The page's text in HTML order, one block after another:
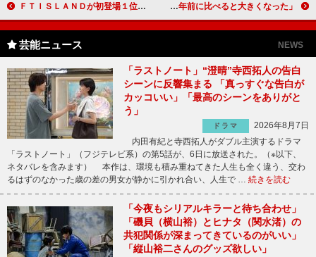
ＦＴＩＳＬＡＮＤが初登場１位、史上初の快挙 ＢＩＧＢＡＮＧに続き、韓国勢が２週連続首位 大島優子、「（連覇の可能性は）五分五分」 「１年前に比べると大きくなった」
芸能ニュース NEWS
「ラストノート」“澄晴”寺西拓人の告白
シーンに反響集まる 「真っすぐな告白が
カッコいい」「最高のシーンをありがと
う」
ドラマ
2026年8月7日
内田有紀と寺西拓人がダブル主演するドラマ
「ラストノート」（フジテレビ系）の第5話が、6日に放送された。（※以下、
ネタバレを含みます） 本作は、環境も積み重ねてきた人生も全く違う、交わ
るはずのなかった歳の差の男女が静かに引かれ合い、人生で … 続きを読む
「今夜もシリアルキラーと待ち合わせ」
「磯貝（横山裕）とヒナタ（関水渚）の
共犯関係が深まってきているのがいい」
「縦山裕二さんのグッズ欲しい」